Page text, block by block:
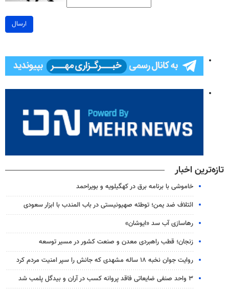
ارسال
تازه‌ترین اخبار
خاموشی با برنامه برق در کهگیلویه و بویراحمد
ائتلاف ضد یمن؛ توطئه صهیونیستی در باب المندب با ابزار سعودی
رهاسازی آب سد «ایوشان»
زنجان؛ قطب راهبردی معدن و صنعت کشور در مسیر توسعه
روایت جوان نخبه ۱۸ ساله مشهدی که جانش را سپر امنیت مردم کرد
۳ واحد صنفی ضایعاتی فاقد پروانه کسب در آران و بیدگل پلمب شد